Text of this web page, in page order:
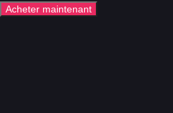
Acheter maintenant